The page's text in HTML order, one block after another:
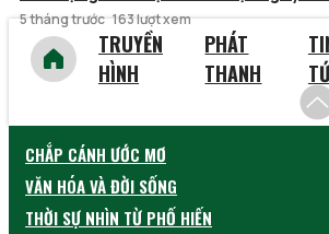
5 tháng trước 163 lượt xem
TRUYỀN
HÌNH
PHÁT
THANH
CHẮP CÁNH ƯỚC MƠ
VĂN HÓA VÀ ĐỜI SỐNG
THỜI SỰ NHÌN TỪ PHỐ HIẾN